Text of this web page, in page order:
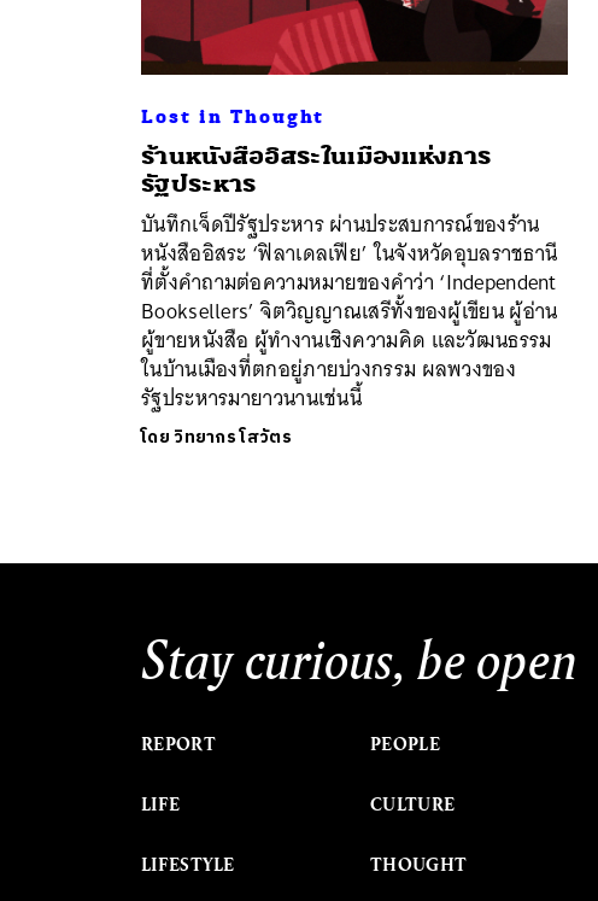
Lost in Thought
ร้านหนังสืออิสระในเมืองแห่งการ
รัฐประหาร
บันทึกเจ็ดปีรัฐประหาร ผ่านประสบการณ์ของร้าน
หนังสืออิสระ ‘ฟิลาเดลเฟีย’ ในจังหวัดอุบลราชธานี
ที่ตั้งคำถามต่อความหมายของคำว่า ‘Independent
Booksellers’ จิตวิญญาณเสรีทั้งของผู้เขียน ผู้อ่าน
ผู้ขายหนังสือ ผู้ทำงานเชิงความคิด และวัฒนธรรม
ในบ้านเมืองที่ตกอยู่ภายบ่วงกรรม ผลพวงของ
รัฐประหารมายาวนานเช่นนี้
โดยวิทยากร โสวัตร
Stay curious, be open
REPORT
LIFE
LIFESTYLE
PEOPLE
CULTURE
THOUGHT
ค้นหา